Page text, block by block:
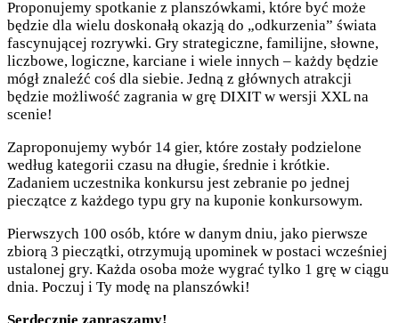
Proponujemy spotkanie z planszówkami, które być może
będzie dla wielu doskonałą okazją do „odkurzenia” świata
fascynującej rozrywki. Gry strategiczne, familijne, słowne,
liczbowe, logiczne, karciane i wiele innych – każdy będzie
mógł znaleźć coś dla siebie. Jedną z głównych atrakcji
będzie możliwość zagrania w grę DIXIT w wersji XXL na
scenie!
Zaproponujemy wybór 14 gier, które zostały podzielone
według kategorii czasu na długie, średnie i krótkie.
Zadaniem uczestnika konkursu jest zebranie po jednej
pieczątce z każdego typu gry na kuponie konkursowym.
Pierwszych 100 osób, które w danym dniu, jako pierwsze
zbiorą 3 pieczątki, otrzymują upominek w postaci wcześniej
ustalonej gry. Każda osoba może wygrać tylko 1 grę w ciągu
dnia. Poczuj i Ty modę na planszówki!